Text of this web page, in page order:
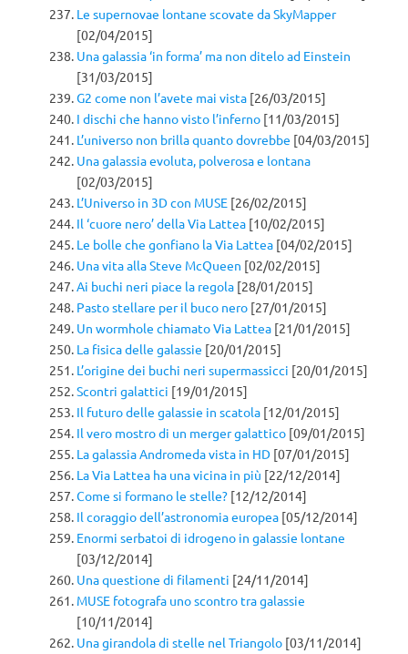
Le supernovae lontane scovate da SkyMapper
[02/04/2015]
Una galassia ‘in forma’ ma non ditelo ad Einstein
[31/03/2015]
G2 come non l’avete mai vista [26/03/2015]
I dischi che hanno visto l’inferno [11/03/2015]
L’universo non brilla quanto dovrebbe [04/03/2015]
Una galassia evoluta, polverosa e lontana
[02/03/2015]
L’Universo in 3D con MUSE [26/02/2015]
Il ‘cuore nero’ della Via Lattea [10/02/2015]
Le bolle che gonfiano la Via Lattea [04/02/2015]
Una vita alla Steve McQueen [02/02/2015]
Ai buchi neri piace la regola [28/01/2015]
Pasto stellare per il buco nero [27/01/2015]
Un wormhole chiamato Via Lattea [21/01/2015]
La fisica delle galassie [20/01/2015]
L’origine dei buchi neri supermassicci [20/01/2015]
Scontri galattici [19/01/2015]
Il futuro delle galassie in scatola [12/01/2015]
Il vero mostro di un merger galattico [09/01/2015]
La galassia Andromeda vista in HD [07/01/2015]
La Via Lattea ha una vicina in più [22/12/2014]
Come si formano le stelle? [12/12/2014]
Il coraggio dell’astronomia europea [05/12/2014]
Enormi serbatoi di idrogeno in galassie lontane
[03/12/2014]
Una questione di filamenti [24/11/2014]
MUSE fotografa uno scontro tra galassie
[10/11/2014]
Una girandola di stelle nel Triangolo [03/11/2014]